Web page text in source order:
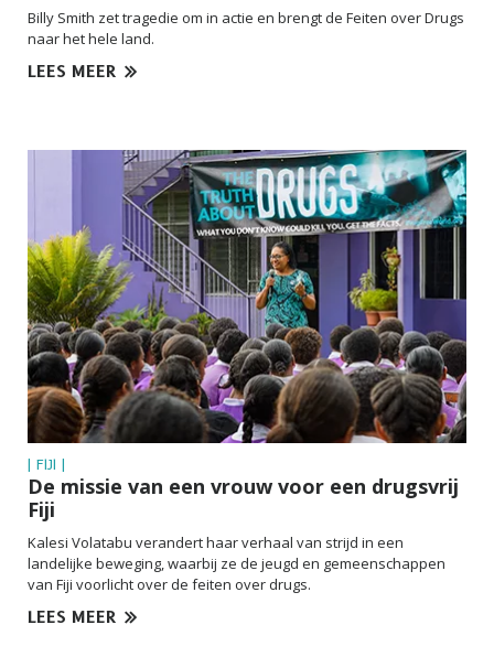
Billy Smith zet tragedie om in actie en brengt de Feiten over Drugs
naar het hele land.
LEES MEER
| FIJI |
De missie van een vrouw voor een drugsvrij
Fiji
Kalesi Volatabu verandert haar verhaal van strijd in een
landelijke beweging, waarbij ze de jeugd en gemeenschappen
van Fiji voorlicht over de feiten over drugs.
LEES MEER